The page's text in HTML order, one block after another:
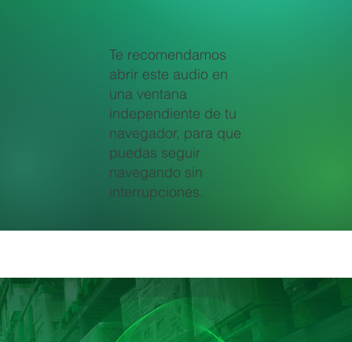
Te recomendamos
abrir este audio en
una ventana
independiente de tu
navegador, para que
puedas seguir
navegando sin
interrupciones.